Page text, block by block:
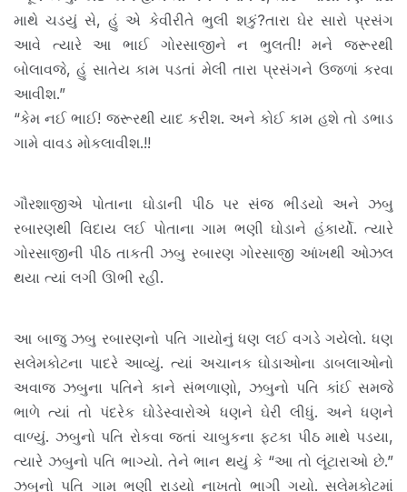
માથે ચડયું સે, હું એ કેવીરીતે ભુલી શકું?તારા ઘેર સારો પ્રસંગ
આવે ત્યારે આ ભાઈ ગોરસાજીને ન ભુલતી! મને જરૂરથી
બોલાવજે, હું સાતેય કામ પડતાં મેલી તારા પ્રસંગને ઉજળાં કરવા
આવીશ.”
“કેમ નઈ ભાઈ! જરૂરથી યાદ કરીશ. અને કોઈ કામ હશે તો ડભાડ
ગામે વાવડ મોકલાવીશ.!!
ગૌરશાજીએ પોતાના ઘોડાની પીઠ પર સંજ ભીડયો અને ઝબુ
રબારણથી વિદાય લઈ પોતાના ગામ ભણી ઘોડાને હંકાર્યો. ત્યારે
ગોરસાજીની પીઠ તાકતી ઝબુ રબારણ ગોરસાજી આંખથી ઓઝલ
થયા ત્યાં લગી ઊભી રહી.
આ બાજુ ઝબુ રબારણનો પતિ ગાયોનું ધણ લઈ વગડે ગયેલો. ધણ
સલેમકોટના પાદરે આવ્યું. ત્યાં અચાનક ઘોડાઓના ડાબલાઓનો
અવાજ ઝબુના પતિને કાને સંભળાણો, ઝબુનો પતિ કાંઈ સમજે
ભાળે ત્યાં તો પંદરેક ઘોડેસ્વારોએ ધણને ઘેરી લીધું. અને ધણને
વાળ્યું. ઝબુનો પતિ રોકવા જતાં ચાબુકના ફટકા પીઠ માથે પડયા,
ત્યારે ઝબુનો પતિ ભાગ્યો. તેને ભાન થયું કે “આ તો લૂંટારાઓ છે.”
ઝબુનો પતિ ગામ ભણી રાડયો નાખતો ભાગી ગયો. સલેમકોટમાં